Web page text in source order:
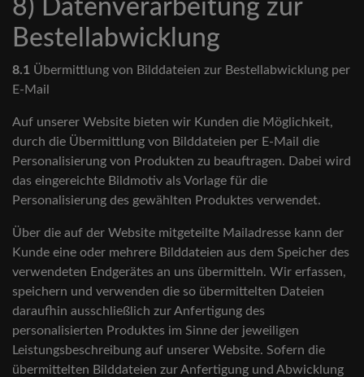
8) Datenverarbeitung zur
Bestellabwicklung
8.1 Übermittlung von Bilddateien zur Bestellabwicklung per
E-Mail
Auf unserer Website bieten wir Kunden die Möglichkeit,
durch die Übermittlung von Bilddateien per E-Mail die
Personalisierung von Produkten zu beauftragen. Dabei wird
das eingereichte Bildmotiv als Vorlage für die
Personalisierung des gewählten Produktes verwendet.
Über die auf der Website mitgeteilte Mailadresse kann der
Kunde eine oder mehrere Bilddateien aus dem Speicher des
verwendeten Endgerätes an uns übermitteln. Wir erfassen,
speichern und verwenden die so übermittelten Dateien
daraufhin ausschließlich zur Anfertigung des
personalisierten Produktes im Sinne der jeweiligen
Leistungsbeschreibung auf unserer Website. Sofern die
übermittelten Bilddateien zur Anfertigung und Abwicklung